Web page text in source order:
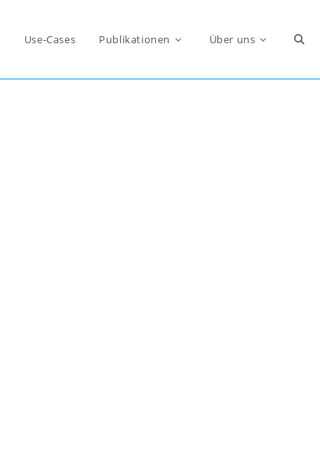
Use-Cases Publikationen Über uns